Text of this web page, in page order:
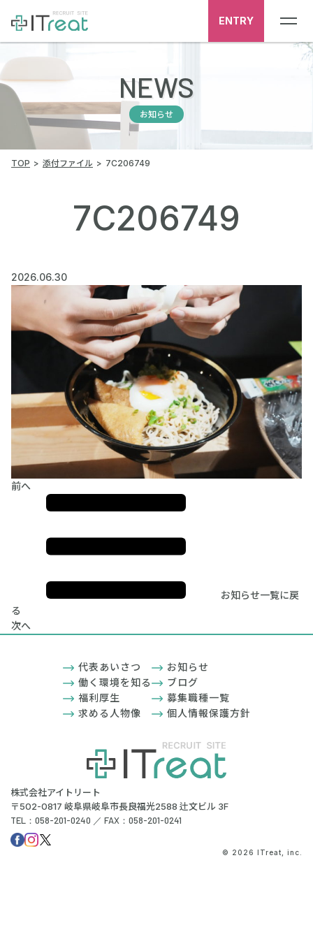
ENTRY
NEWS
お知らせ
TOP 添付ファイル 7C206749
7C206749
2026.06.30
前へ
お知らせ一覧に戻
る
次へ
株式会社アイトリート
〒502-0817 岐阜県岐阜市長良福光2588 辻文ビル 3F
TEL：058-201-0240 ／ FAX：058-201-0241
代表あいさつ
働く環境を知る
福利厚生
求める人物像
お知らせ
ブログ
募集職種一覧
個人情報保護方針
© 2026 ITreat, inc.